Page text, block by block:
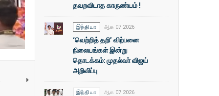
தவறவிடாத காருண்யம் !
இந்தியா ஆக 07 2026
‘வெற்றித் தறி’ விற்பனை
நிலையங்கள் இன்று
தொடக்கம்: முதல்வா் விஜய்
அறிவிப்பு
இந்தியா ஆக 07 2026